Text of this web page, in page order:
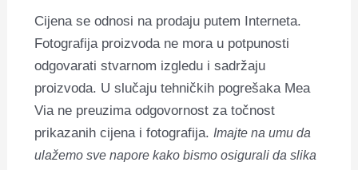
Cijena se odnosi na prodaju putem Interneta.
Fotografija proizvoda ne mora u potpunosti
odgovarati stvarnom izgledu i sadržaju
proizvoda. U slučaju tehničkih pogrešaka Mea
Via ne preuzima odgovornost za točnost
prikazanih cijena i fotografija.Imajte na umu da
ulažemo sve napore kako bismo osigurali da slika